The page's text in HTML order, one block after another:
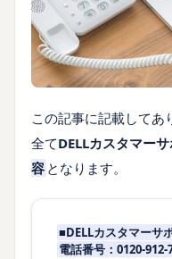
この記事に記載してあ
全てDELLカスタマーサ
容 となります。
■DELLカスタマーサ
電話番号：0120-912-